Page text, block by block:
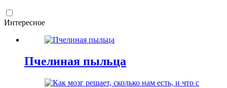
Интересное
Пчелиная пыльца